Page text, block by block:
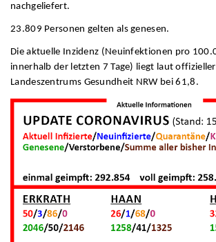
nachgeliefert.
23.809 Personen gelten als genesen.
Die aktuelle Inzidenz (Neuinfektionen pro
innerhalb der letzten 7 Tage) liegt laut
Landeszentrums Gesundheit NRW bei 61,8.